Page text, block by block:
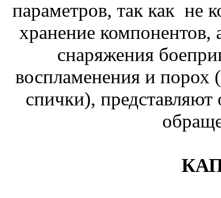
параметров, так как не
хранение
снаряжения
воспламенения и порох
спички),